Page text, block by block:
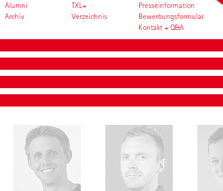
Alumni
Archiv
TXL+
Verzeichnis
Presseinformation
Bewerbungsformular
Kontakt + Q&A